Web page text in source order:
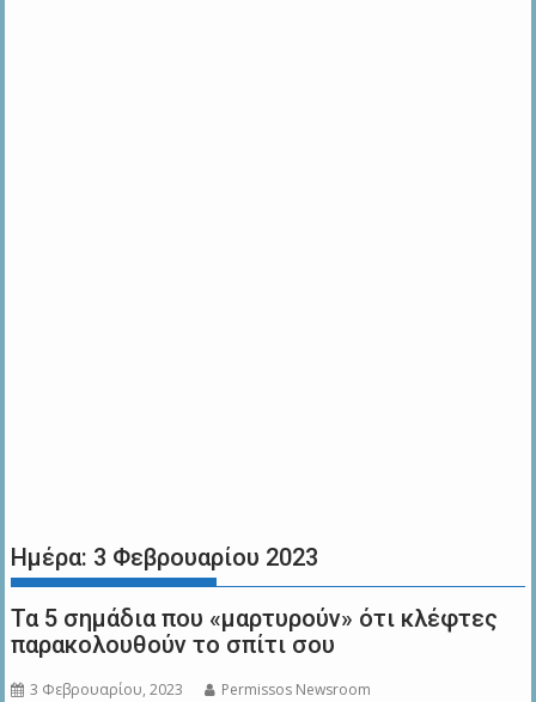
Ημέρα: 3 Φεβρουαρίου 2023
Τα 5 σημάδια που «μαρτυρούν» ότι κλέφτες
παρακολουθούν το σπίτι σου
3 Φεβρουαρίου, 2023 Permissos Newsroom